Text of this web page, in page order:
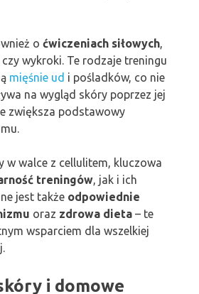
o ćwiczeniach siłowych,
wykroki. Te rodzaje treningu
mięśnie ud i pośladków, co nie
na wygląd skóry poprzez jej
zwiększa podstawowy
w walce z cellulitem, kluczowa
treningów, jak i ich
jest także odpowiednie
oraz zdrowa dieta – te
wsparciem dla wszelkiej
i domowe